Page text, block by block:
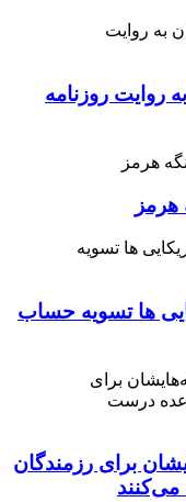
روایت روزنامه
هرمز
ها تسویه حساب
برای رزمندگان